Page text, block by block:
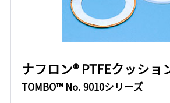
ナフロン® PTFEクッショ
TOMBO™ No. 9010シリーズ